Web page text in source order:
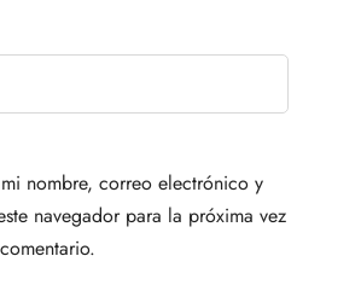
nombre, correo electrónico y
navegador para la próxima vez